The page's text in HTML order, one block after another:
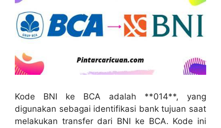
Kode BNI ke BCA adalah **014**, yang
digunakan sebagai identifikasi bank tujuan saat
melakukan transfer dari BNI ke BCA. Kode ini